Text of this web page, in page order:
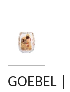
GOEBEL